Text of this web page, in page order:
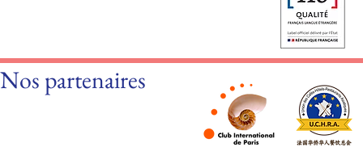
Nos partenaires